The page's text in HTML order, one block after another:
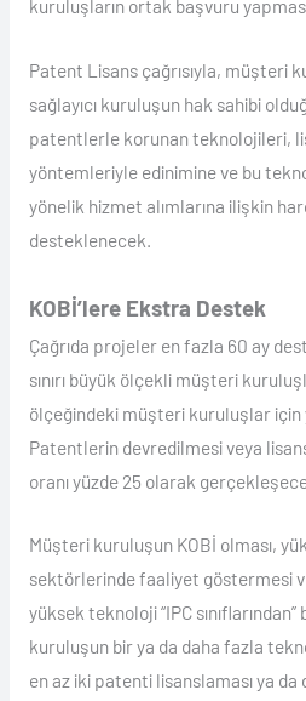
kuruluşların ortak başvuru
Patent Lisans çağrısıyla, müşteri
sağlayıcı kuruluşun hak sahibi
patentlerle korunan teknolojileri,
yöntemleriyle edinimine ve bu
yönelik hizmet alımlarına ilişkin
desteklenecek.
KOBİ’lere Ekstra Destek
Çağrıda projeler en fazla 60 ay
sınırı büyük ölçekli müşteri
ölçeğindeki müşteri kuruluşlar için
Patentlerin devredilmesi veya
oranı yüzde 25 olarak
Müşteri kuruluşun KOBİ olması,
sektörlerinde faaliyet göstermesi
yüksek teknoloji “IPC
kuruluşun bir ya da daha fazla
en az iki patenti lisanslaması ya da